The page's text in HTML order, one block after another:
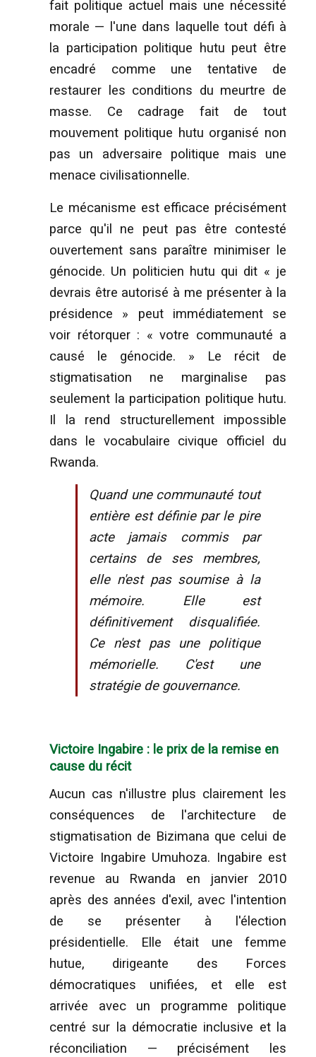
fait politique actuel mais une nécessité
morale — l'une dans laquelle tout défi à
la participation politique hutu peut être
encadré comme une tentative de
restaurer les conditions du meurtre de
masse. Ce cadrage fait de tout
mouvement politique hutu organisé non
pas un adversaire politique mais une
menace civilisationnelle.
Le mécanisme est efficace précisément
parce qu'il ne peut pas être contesté
ouvertement sans paraître minimiser le
génocide. Un politicien hutu qui dit « je
devrais être autorisé à me présenter à la
présidence » peut immédiatement se
voir rétorquer : « votre communauté a
causé le génocide. » Le récit de
stigmatisation ne marginalise pas
seulement la participation politique hutu.
Il la rend structurellement impossible
dans le vocabulaire civique officiel du
Rwanda.
Quand une communauté tout
entière est définie par le pire
acte jamais commis par
certains de ses membres,
elle n'est pas soumise à la
mémoire. Elle est
définitivement disqualifiée.
Ce n'est pas une politique
mémorielle. C'est une
stratégie de gouvernance.
Victoire Ingabire : le prix de la remise en
cause du récit
Aucun cas n'illustre plus clairement les
conséquences de l'architecture de
stigmatisation de Bizimana que celui de
Victoire Ingabire Umuhoza. Ingabire est
revenue au Rwanda en janvier 2010
après des années d'exil, avec l'intention
de se présenter à l'élection
présidentielle. Elle était une femme
hutue, dirigeante des Forces
démocratiques unifiées, et elle est
arrivée avec un programme politique
centré sur la démocratie inclusive et la
réconciliation — précisément les